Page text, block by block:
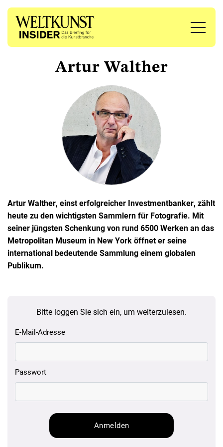
Artur Walther
Artur Walther, einst erfolgreicher Investmentbanker, zählt
heute zu den wichtigsten Sammlern für Fotografie. Mit
seiner jüngsten Schenkung von rund 6500 Werken an das
Metropolitan Museum in New York öffnet er seine
international bedeutende Sammlung einem globalen
Publikum.
Bitte loggen Sie sich ein, um weiterzulesen.
E-Mail-Adresse
Passwort